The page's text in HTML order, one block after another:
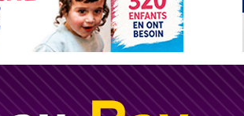
Tsédaka : pauvres d'Israel
n°104 : Le Chabbath et le Birkat Hamazone à